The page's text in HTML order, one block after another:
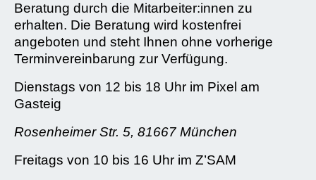
Beratung durch die Mitarbeiter:innen zu
erhalten. Die Beratung wird kostenfrei
angeboten und steht Ihnen ohne vorherige
Terminvereinbarung zur Verfügung.
Dienstags von 12 bis 18 Uhr im Pixel am
Gasteig
Rosenheimer Str. 5, 81667 München
Freitags von 10 bis 16 Uhr im Z’SAM